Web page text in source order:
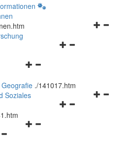
Navigationsmenü
Navigationsmenü
und
schließen
./141017.htm
Navigationsmenü
Soziales
Navigationsmenü